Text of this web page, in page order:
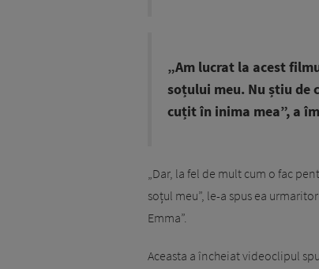
„Am lucrat la acest
soțului meu. Nu știu de
cuțit în inima mea”, a
„Dar, la fel de mult cum o fac
soțul meu”, le-a spus ea
Emma”.
Aceasta a încheiat videoclipul